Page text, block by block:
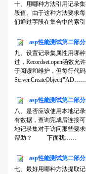
十、用哪种方法引用记录
段值。由于这种方法要求
们通过字段在集合中的索
asp性能测试第二部
九、设置记录集属性用哪
过，Recordset.open函数
于阅读和维护，但每行代
Server.CreateObject("AD……
asp性能测试第二部
八、是否应该使用本地记
有数据，查询完成后连接
地记录集对于访问那些要
帮助？ 下面我……
asp性能测试第二部
七、最好用哪种方法提取